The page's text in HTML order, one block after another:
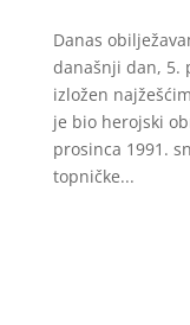
Danas
današnji dan, 5.
izložen
je bio herojski
prosinca 1991.
topničke...